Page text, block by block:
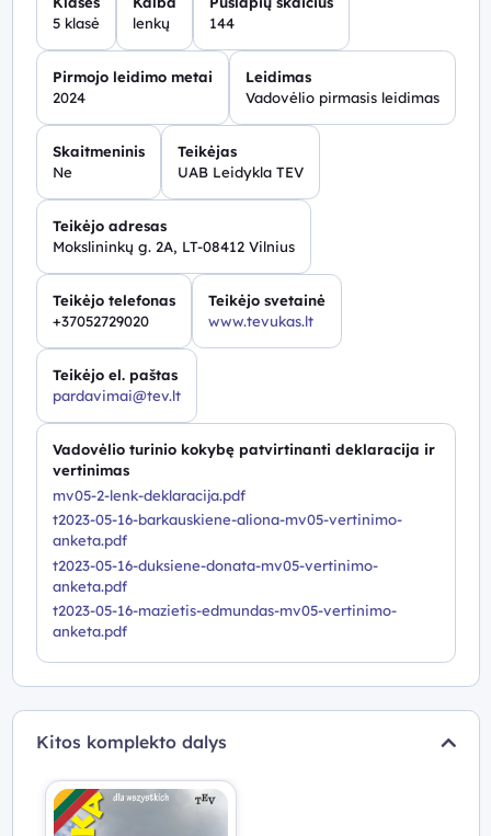
5 klasė
lenkų
144
Pirmojo leidimo metai
2024
Leidimas
Vadovėlio pirmasis leidimas
Skaitmeninis
Ne
Teikėjas
UAB Leidykla TEV
Teikėjo adresas
Mokslininkų g. 2A, LT-08412 Vilnius
Teikėjo telefonas
+37052729020
Teikėjo svetainė
www.tevukas.lt
Teikėjo el. paštas
pardavimai@tev.lt
Vadovėlio turinio kokybę patvirtinanti deklaracija ir
vertinimas
mv05-2-lenk-deklaracija.pdf
t2023-05-16-barkauskiene-aliona-mv05-vertinimo-
anketa.pdf
t2023-05-16-duksiene-donata-mv05-vertinimo-
anketa.pdf
t2023-05-16-mazietis-edmundas-mv05-vertinimo-
anketa.pdf
Kitos komplekto dalys